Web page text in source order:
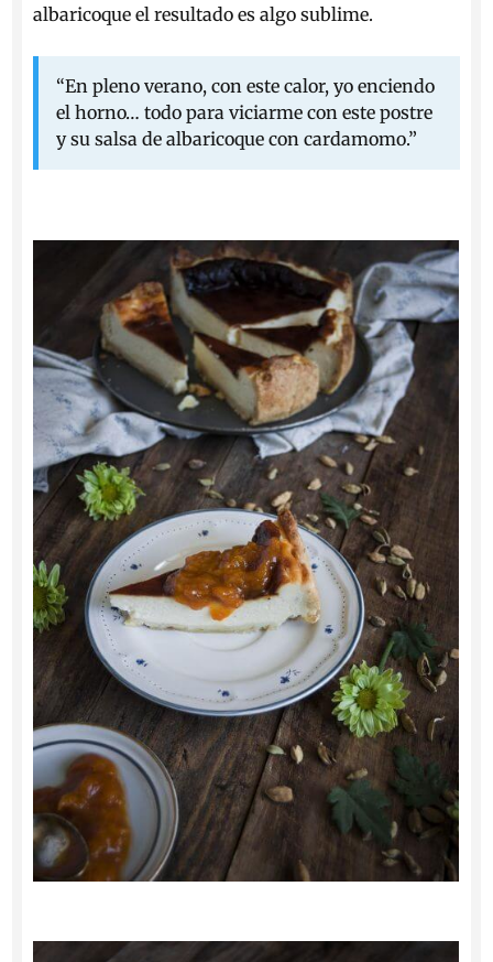
albaricoque el resultado es algo sublime.
“En pleno verano, con este calor, yo enciendo
el horno… todo para viciarme con este postre
y su salsa de albaricoque con cardamomo.”